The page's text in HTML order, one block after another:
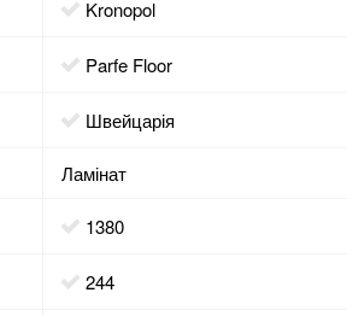
Kronopol
Parfe Floor
Швейцарія
Ламінат
1380
244